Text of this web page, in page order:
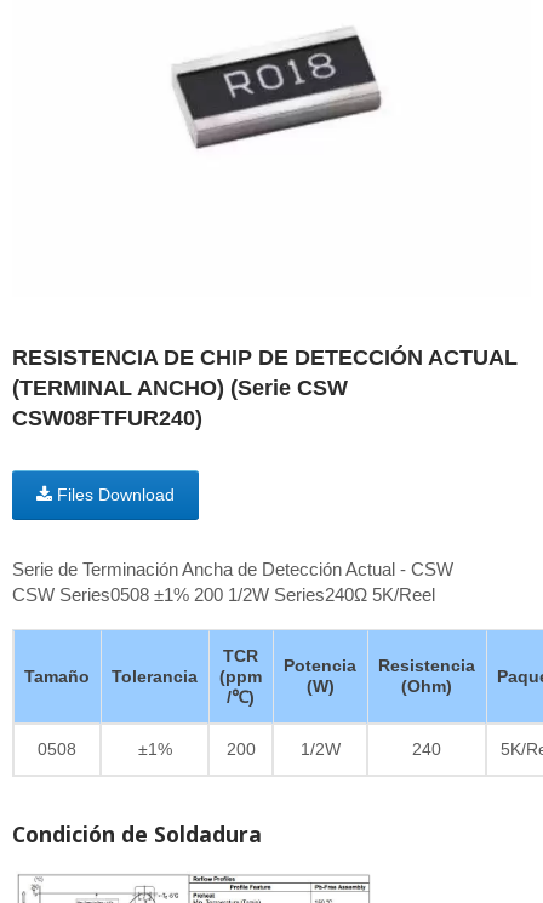
RESISTENCIA DE CHIP DE DETECCIÓN ACTUAL
(TERMINAL ANCHO) (Serie CSW
CSW08FTFUR240)
Files Download
Serie de Terminación Ancha de Detección Actual - CSW
CSW Series0508 ±1% 200 1/2W Series240Ω 5K/Reel
Tamaño Tolerancia
TCR
(ppm
/℃)
Potencia
(W)
Resistencia
(Ohm)
0508 ±1% 200 1/2W 240 5K/
Condición de Soldadura